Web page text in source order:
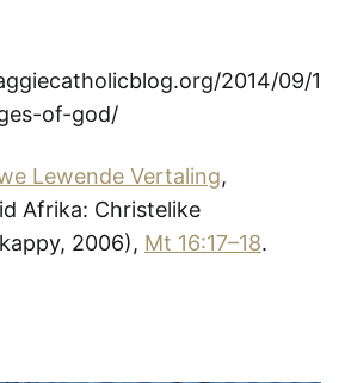
2014/09/1
of-god/
Lewende Vertaling,
Afrika: Christelike
2006), Mt 16:17–18.